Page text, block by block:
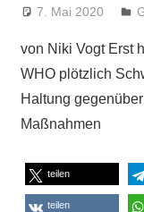
7. Mai 2020
von Niki Vogt Erst
WHO plötzlich
Haltung
Maßnahmen
teilen
teilen